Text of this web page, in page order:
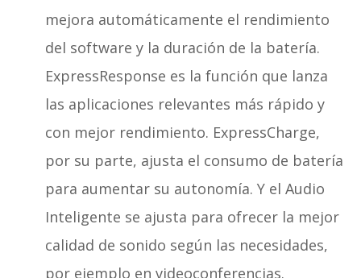
mejora automáticamente el rendimiento
del software y la duración de la batería.
ExpressResponse es la función que lanza
las aplicaciones relevantes más rápido y
con mejor rendimiento. ExpressCharge,
por su parte, ajusta el consumo de batería
para aumentar su autonomía. Y el Audio
Inteligente se ajusta para ofrecer la mejor
calidad de sonido según las necesidades,
por ejemplo en videoconferencias.